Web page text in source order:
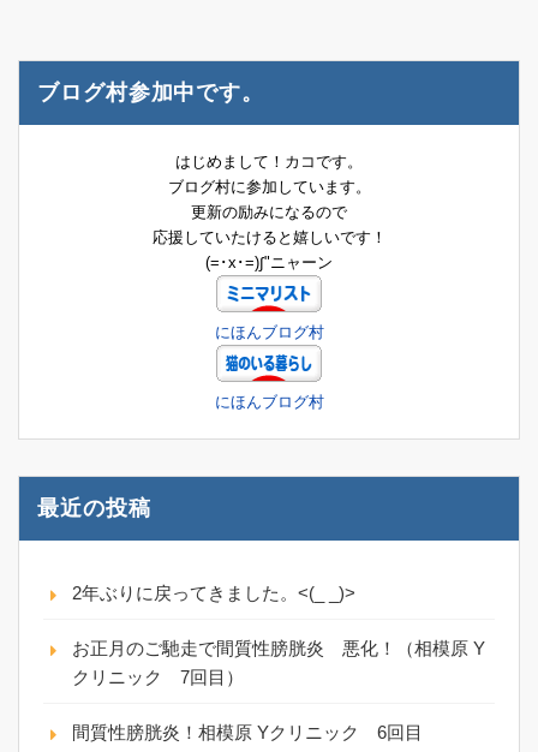
ブログ村参加中です。
はじめまして！カコです。
ブログ村に参加しています。
更新の励みになるので
応援していたけると嬉しいです！
(=･x･=)∫"ニャーン
にほんブログ村
にほんブログ村
最近の投稿
2年ぶりに戻ってきました。<(_ _)>
お正月のご馳走で間質性膀胱炎 悪化！（相模原 Y
クリニック 7回目）
間質性膀胱炎！相模原 Yクリニック 6回目